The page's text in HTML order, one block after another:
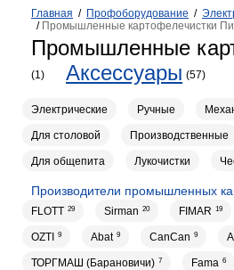
Главная / Профоборудование /
/ Промышленные картофелечистки
Промышленные
(1) Аксессуары (57)
Электрические Ручные
Для столовой Производственные
Для общепита Лукочистки
Производители промышленных
FLOTT 29 Sirman 20 FIMAR 19
OZTI 9 Abat 9 CanCan 9
ТОРГМАШ (Барановичи) 7 Fama 6